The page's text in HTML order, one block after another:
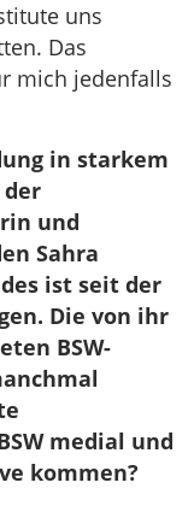
uns
Das
mich jedenfalls
in starkem
und
Sahra
ist seit der
Die von ihr
BSW-
medial und
kommen?